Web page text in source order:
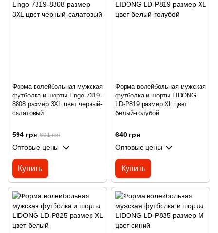
Форма волейбольная мужская
футболка и шорты Lingo 7319-
8808 размер 3XL цвет черный-
салатовый
594 грн 691 грн
Оптовые цены
Купить
Форма волейбольная мужская
футболка и шорты LIDONG
LD-P819 размер XL цвет
белый-голубой
640 грн
Оптовые цены
Купить